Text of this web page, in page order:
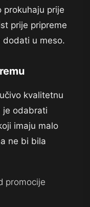
prokuhaju prije
prije pripreme
dodati u meso.
kvalitetnu
je odabrati
imaju malo
ne bi bila
promocije